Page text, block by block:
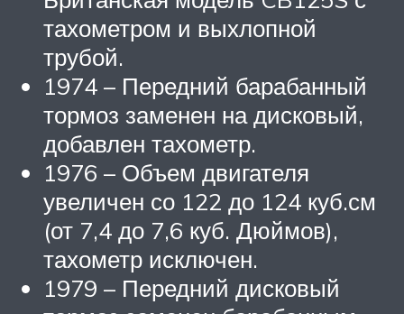
тахометром и выхлопной
трубой.
1974 – Передний барабанный
тормоз заменен на дисковый,
добавлен тахометр.
1976 – Объем двигателя
увеличен со 122 до 124 куб.см
(от 7,4 до 7,6 куб. Дюймов),
тахометр исключен.
1979 – Передний дисковый